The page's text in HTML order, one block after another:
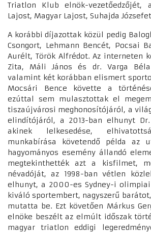
Triatlon Klub elnök-vezetőedzőjét,
Lajost, Magyar Lajost, Suhajda
A korábbi díjazottak közül pedig
Csongort, Lehmann Bencét, Pocsai
Aurélt, Török Alfrédot. Az interneten
Zita, Máli János és dr. Varga
valamint két korábban elismert
Mocsári Bence követte a
ezúttal sem mulasztottak el
tiszaújvárosi meghonosítójáról, a
elindítójáról, a 2013-ban elhunyt
akinek lelkesedése,
munkabírása követendő példa az
hagyományos esemény állandó
megtekinthették azt a kisfilmet,
névadóját, az 1998-ban vétlen
elhunyt, a 2000-es Sydney-i
kiváló sportembert, nagyszerű
mutatta be. Ezt követően Márkus
elnöke beszélt az elmúlt időszak
magyar triatlon eddigi